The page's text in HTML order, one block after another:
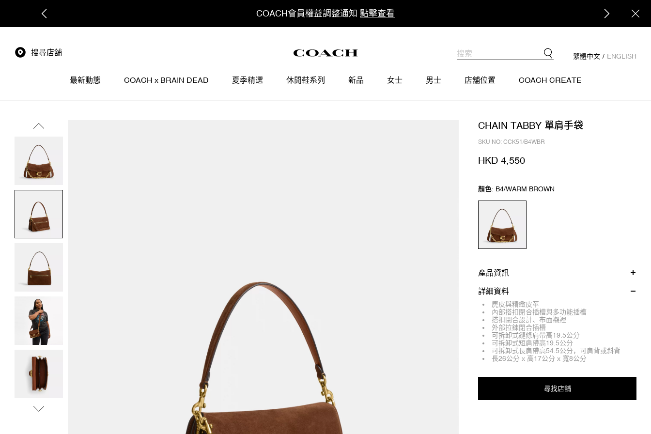
COACH會員權益調整通知 點擊查看
搜尋店舖 繁體中文 / ENGLISH
最新動態 COACH x BRAIN DEAD 夏季精選 休閒鞋系列 新品 女士 男士 店舖位置 COACH CREATE
CHAIN TABBY 單肩手袋
SKU NO: CCK51/B4WBR
HKD 4,550
顏色: B4/WARM BROWN
產品資訊
詳細資料
麂皮與精緻皮革
內部搭扣閉合插槽與多功能插槽
搭扣閉合設計、布面襯裡
外部拉鍊閉合插槽
可拆卸式鏈條肩帶高19.5公分
可拆卸式短肩帶高19.5公分
可拆卸式長肩帶高54.5公分，可肩背或斜背
長26公分 x 高17公分 x 寬8公分
尋找店舖